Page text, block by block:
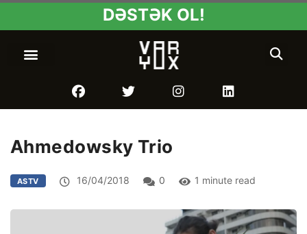
DƏSTƏK OL!
Ahmedowsky Trio
ASTV 16/04/2018 0 1 minute read